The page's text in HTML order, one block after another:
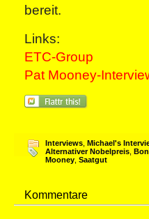
bereit.
Links:
ETC-Group
Pat Mooney-
Interviews Michael's
Alternativer Nobelpreis
Mooney Saatgut
Kommentare